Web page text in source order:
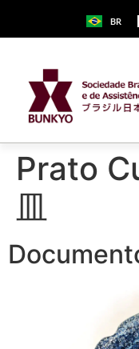
BR
Prato
皿